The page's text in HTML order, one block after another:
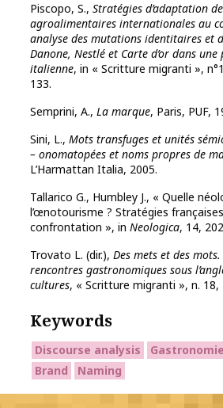
Piscopo, S., Stratégies d’adaptation
agroalimentaires internationales au
analyse des mutations identitaires et
Danone, Nestlé et Carte d’or dans
italienne, in « Scritture migranti »,
133.
Semprini, A., La marque, Paris, PUF,
Sini, L., Mots transfuges et unités
– onomatopées et noms propres de
L’Harmattan Italia, 2005.
Tallarico G., Humbley J., « Quelle
l’œnotourisme ? Stratégies
confrontation », in Neologica, 14,
Trovato L. (dir.), Des mets et des
rencontres gastronomiques sous
cultures, « Scritture migranti », n. 18,
Keywords
Discourse analysis Gastronomie
Brand
Naming